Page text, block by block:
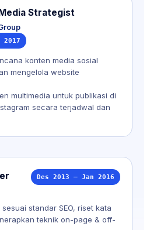
Strategist
2017
konten media sosial
mengelola website
multimedia untuk publikasi di
secara terjadwal dan
Des 2013 — Jan 2016
standar SEO, riset kata
teknik on-page & off-